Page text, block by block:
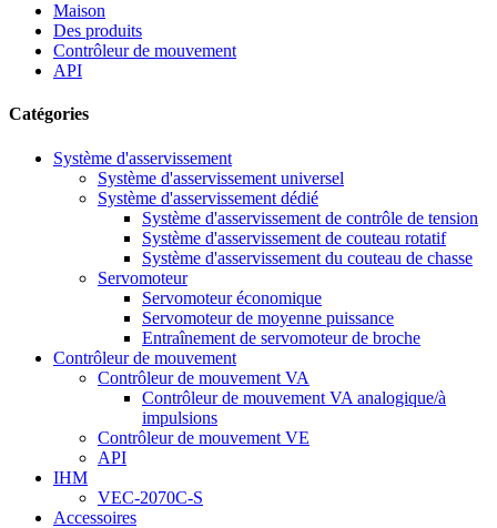
Maison
Des produits
Contrôleur de mouvement
API
Catégories
Système d'asservissement
Système d'asservissement universel
Système d'asservissement dédié
Système d'asservissement de contrôle de tension
Système d'asservissement de couteau rotatif
Système d'asservissement du couteau de chasse
Servomoteur
Servomoteur économique
Servomoteur de moyenne puissance
Entraînement de servomoteur de broche
Contrôleur de mouvement
Contrôleur de mouvement VA
Contrôleur de mouvement VA analogique/à
impulsions
Contrôleur de mouvement VE
API
IHM
VEC-2070C-S
Accessoires